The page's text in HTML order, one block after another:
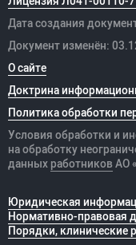
Дата создания
Документ изменён:
О сайте
Доктрина
Политика обработки
Условия обработки и
на обработку
данных работников АО
Юридическая
Нормативно-правовая
Порядки, клинические